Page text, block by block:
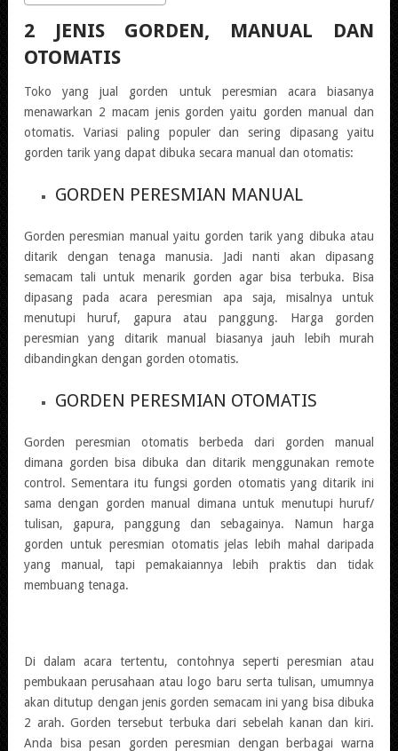
2 JENIS GORDEN, MANUAL DAN
OTOMATIS
Toko yangjual gorden untuk peresmian acara biasanya
menawarkan 2 macam jenis gorden yaitu gorden manual dan
otomatis. Variasi paling populer dan sering dipasang yaitu
gorden tarik yang dapat dibuka secara manual dan otomatis:
GORDEN PERESMIAN MANUAL
Gorden peresmian manual yaitu gorden tarik yang dibuka atau
ditarik dengan tenaga manusia. Jadi nanti akan dipasang
semacam tali untuk menarik gorden agar bisa terbuka. Bisa
dipasang pada acara peresmian apa saja, misalnya untuk
menutupi huruf, gapura atau panggung. Harga gorden
peresmian yang ditarik manual biasanya jauh lebih murah
dibandingkan dengan gorden otomatis.
GORDEN PERESMIAN OTOMATIS
Gorden peresmian otomatis berbeda dari gorden manual
dimana gorden bisa dibuka dan ditarik menggunakan remote
control. Sementara itu fungsi gorden otomatis yang ditarik ini
sama dengan gorden manual dimana untuk menutupi huruf/
tulisan, gapura, panggung dan sebagainya. Namun
harga
gorden untuk peresmian otomatis jelas lebih mahal daripada
yang manual, tapi pemakaiannya lebih praktis dan tidak
membuang tenaga.
Di dalam acara tertentu, contohnya seperti peresmian atau
pembukaan perusahaan atau logo baru serta tulisan, umumnya
akan ditutup dengan jenis gorden semacam ini yang bisa dibuka
2 arah. Gorden tersebut terbuka dari sebelah kanan dan kiri.
Anda bisa pesan gorden peresmian dengan berbagai warna